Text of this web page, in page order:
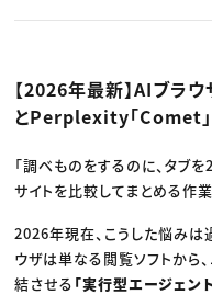
デザイン
編集・ライティング
マーケティング
ディレクション
業界解説・キャリア事
TOP Creator’s コラム
Webクリエイター
アプリクリエイター
ゲームクリエイター
映像クリエイター
クリエイターインタビ
C＆R Magazine
セミナー
ニュース・トレンド
ニュース・トレンド トッ
Web
ゲーム・エンタメ
広告
出版
CREATIVE VILLAGE
【2026年最新】AIブラ
とPerplexity「Comet
「調べものをするのに、タブ
サイトを比較してまとめる作
2026年現在、こうした悩みは
ウザは単なる閲覧ソフトから
結させる 「実行型エージェン